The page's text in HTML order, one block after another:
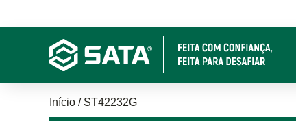
para
Trilha
Início ST42232G